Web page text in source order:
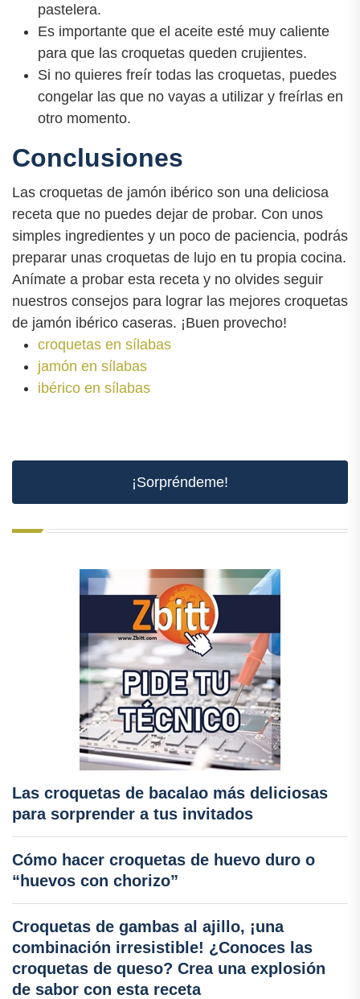
pastelera.
Es importante que el aceite esté muy caliente
para que las croquetas queden crujientes.
Si no quieres freír todas las croquetas, puedes
congelar las que no vayas a utilizar y freírlas en
otro momento.
Conclusiones
Las croquetas de jamón ibérico son una deliciosa
receta que no puedes dejar de probar. Con unos
simples ingredientes y un poco de paciencia, podrás
preparar unas croquetas de lujo en tu propia cocina.
Anímate a probar esta receta y no olvides seguir
nuestros consejos para lograr las mejores croquetas
de jamón ibérico caseras. ¡Buen provecho!
croquetas en sílabas
jamón en sílabas
ibérico en sílabas
¡Sorpréndeme!
Las croquetas de bacalao más deliciosas
para sorprender a tus invitados
Cómo hacer croquetas de huevo duro o
“huevos con chorizo”
Croquetas de gambas al ajillo, ¡una
combinación irresistible! ¿Conoces las
croquetas de queso? Crea una explosión
de sabor con esta receta